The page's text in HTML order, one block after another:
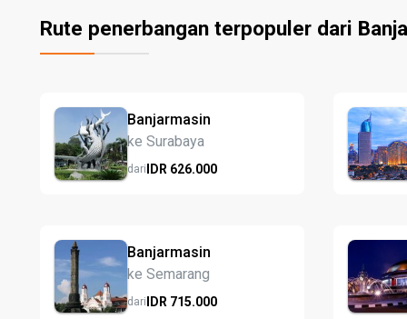
Rute penerbangan terpopuler dari
Banjarmasin
ke Surabaya
dariIDR 626.000
Banjarmasin
ke Semarang
dariIDR 715.000